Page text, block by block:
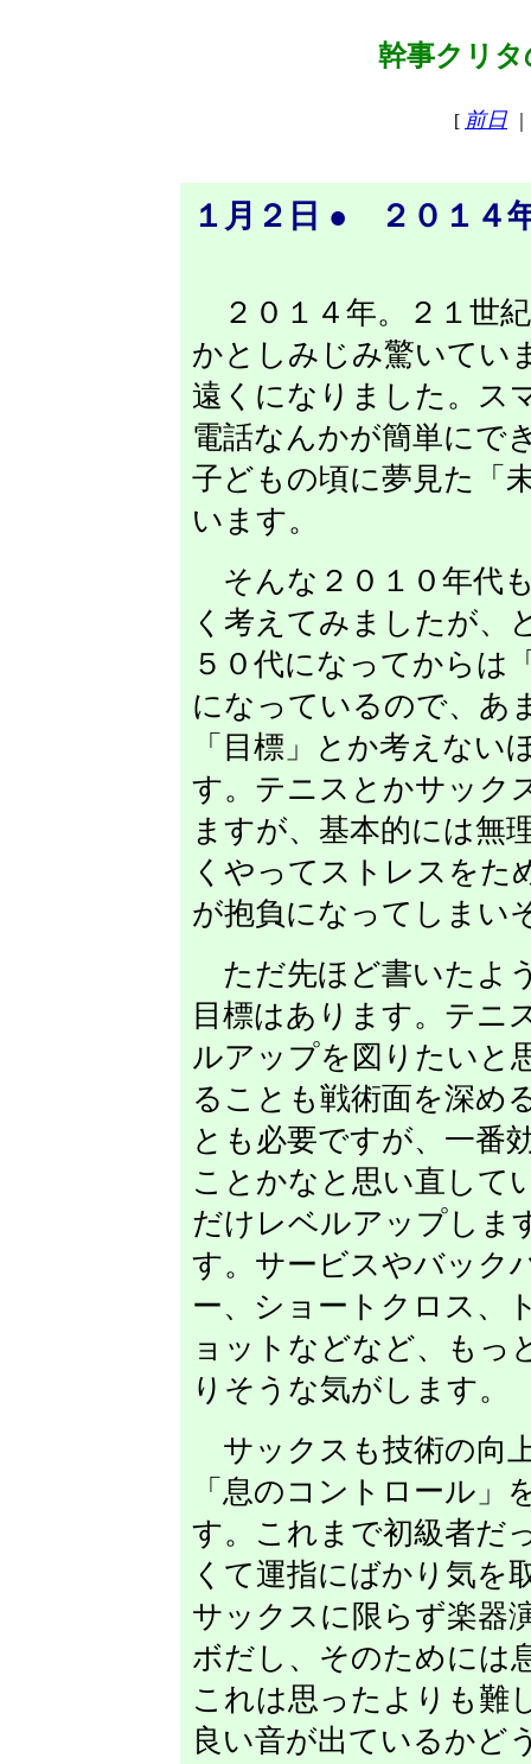
幹事クリタ
[ 前日
１月２日 ● ２０１４
２０１４年。２１世
かとしみじみ驚いてい
遠くになりました。ス
電話なんかが簡単にで
子どもの頃に夢見た「
います。
そんな２０１０年代
く考えてみましたが、
５０代になってからは
になっているので、あ
「目標」とか考えな
す。テニスとかサック
ますが、基本的には無
くやってストレスをた
が抱負になってしまい
ただ先ほど書いたよ
目標はあります。テニ
ルアップを図りたいと
ることも戦術面を深め
とも必要ですが、一番
ことかなと思い直して
だけレベルアップしま
す。サービスやバック
ー、ショートクロス、
ョットなどなど、もっ
りそうな気がします。
サックスも技術の向
「息のコントロール
す。これまで初級者だ
くて運指にばかり気を
サックスに限らず楽器
ボだし、そのためには
これは思ったよりも難
良い音が出ているかど